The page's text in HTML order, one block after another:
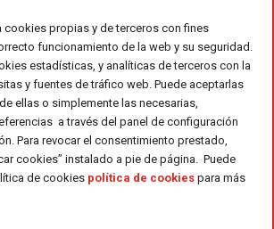
cookies propias y de terceros con fines
funcionamiento de la web y su seguridad.
estadísticas, y analíticas de terceros con la
y fuentes de tráfico web. Puede aceptarlas
ellas o simplemente las necesarias,
a través del panel de configuración
Para revocar el consentimiento prestado,
cookies” instalado a pie de página. Puede
de cookies política de cookies para más